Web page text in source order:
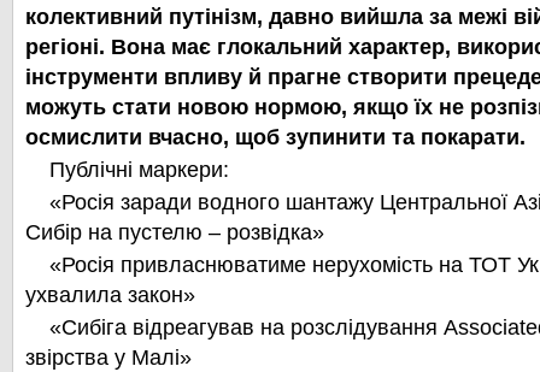
колективний путінізм, давно вийшла за межі
регіоні. Вона має глокальний характер,
інструменти впливу й прагне створити
можуть стати новою нормою, якщо їх не
осмислити вчасно, щоб зупинити та покарати.
Публічні маркери:
«Росія заради водного шантажу Центральної
Сибір на пустелю – розвідка»
«Росія привласнюватиме нерухомість на ТОТ
ухвалила закон»
«Сибіга відреагував на розслідування
звірства у Малі»